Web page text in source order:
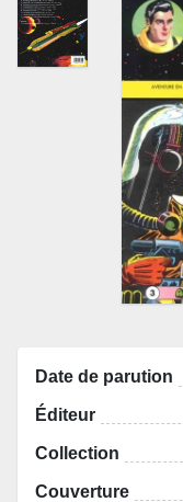
Date de parution
Éditeur
Collection
Couverture